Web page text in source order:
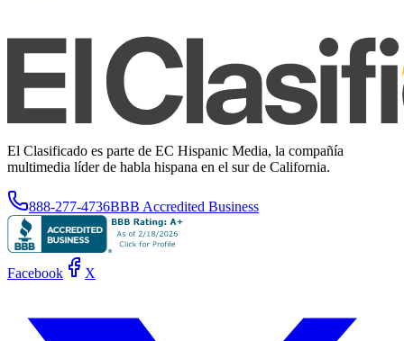
El Clasificado es parte de EC Hispanic Media, la compañía
multimedia líder de habla hispana en el sur de California.
888-277-4736BBB Accredited Business
Facebook X